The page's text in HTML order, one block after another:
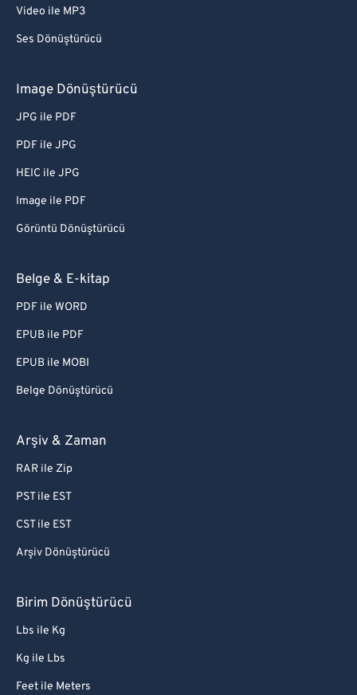
Video ile MP3
Ses Dönüştürücü
Image Dönüştürücü
JPG ile PDF
PDF ile JPG
HEIC ile JPG
Image ile PDF
Görüntü Dönüştürücü
Belge & E-kitap
PDF ile WORD
EPUB ile PDF
EPUB ile MOBI
Belge Dönüştürücü
Arşiv & Zaman
RAR ile Zip
PST ile EST
CST ile EST
Arşiv Dönüştürücü
Birim Dönüştürücü
Lbs ile Kg
Kg ile Lbs
Feet ile Meters